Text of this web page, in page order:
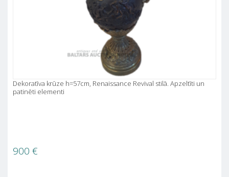
Dekoratīva krūze h=57cm, Renaissance Revival stilā. Apzeltīti un
patinēti elementi
900 €